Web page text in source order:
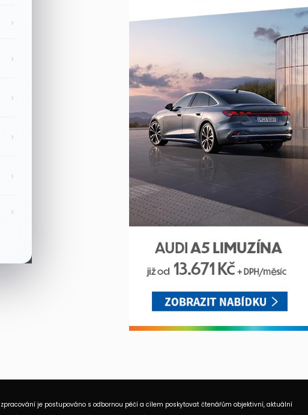
›
›
›
›
›
›
je postupováno s odbornou péčí a cílem poskytovat čtenářům objektivní, aktuální